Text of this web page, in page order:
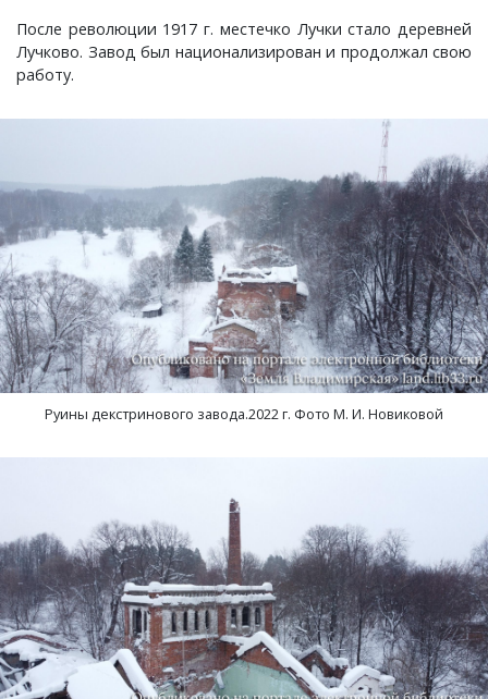
После революции 1917 г. местечко Лучки стало деревней
Лучково. Завод был национализирован и продолжал свою
работу.
Руины декстринового завода.2022 г. Фото М. И. Новиковой